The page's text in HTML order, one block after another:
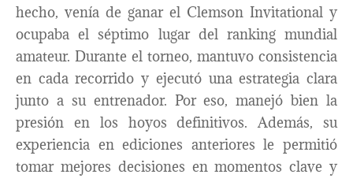
hecho, venía de ganar el Clemson Invitational y
ocupaba el séptimo lugar del ranking mundial
amateur. Durante el torneo, mantuvo consistencia
en cada recorrido y ejecutó una estrategia clara
junto a su entrenador. Por eso, manejó bien la
presión en los hoyos definitivos. Además, su
experiencia en ediciones anteriores le permitió
tomar mejores decisiones en momentos clave y